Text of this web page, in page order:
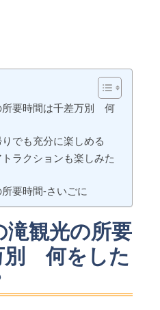
所要時間は千差万別 何
でも充分に楽しめる
ラクションも楽しみた
要時間-さいごに
観光の所要
別 何をした